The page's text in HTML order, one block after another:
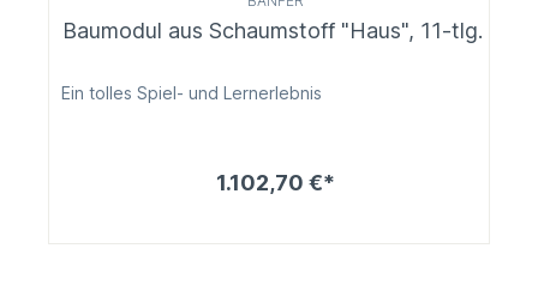
Baumodul aus Schaumstoff "Haus", 11-tlg.
Ein tolles Spiel- und Lernerlebnis
1.102,70 €*